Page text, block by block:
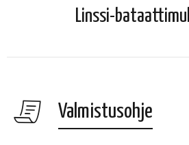
Linssi-
Valmistusohje